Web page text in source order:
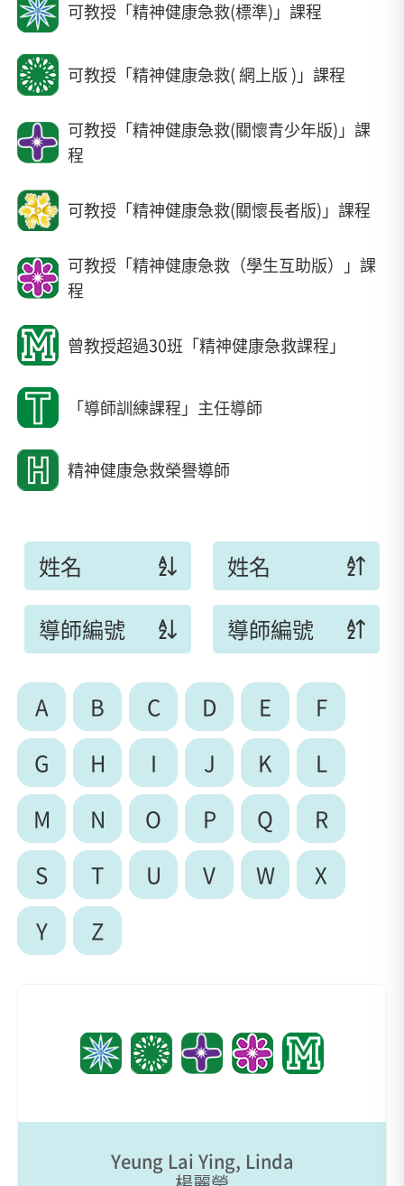
可教授「精神健康急救(標準)」課程
可教授「精神健康急救( 網上版 )」課程
可教授「精神健康急救(關懷青少年版)」課
程
可教授「精神健康急救(關懷長者版)」課程
可教授「精神健康急救（學生互助版）」課
程
曾教授超過30班「精神健康急救課程」
「導師訓練課程」主任導師
精神健康急救榮譽導師
姓名
姓名
導師編號
導師編號
A B C D E
F
G
H I J K
L
M
N O P Q
R
S
T U V W
X
Y
Z
Yeung Lai Ying, Linda